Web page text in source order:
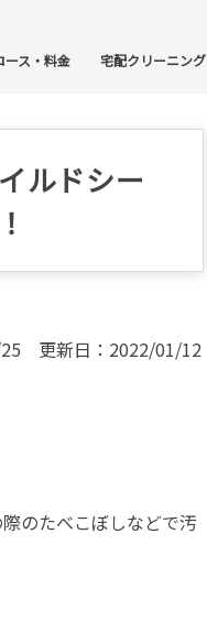
ース・料金 宅配クリーニング
ルドシー
更新日：2022/01/12
のたべこぼしなどで汚